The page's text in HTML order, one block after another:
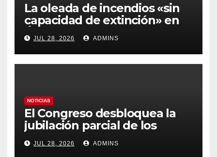
La oleada de incendios «sin
capacidad de extinción» en
Ávila y al oeste de Madrid
obliga a declarar la
emergencia nacional
JUL 28, 2026 ADMINS
NOTICIAS
El Congreso desbloquea la
jubilación parcial de los
trabajadores laborales del
sector público
JUL 28, 2026 ADMINS